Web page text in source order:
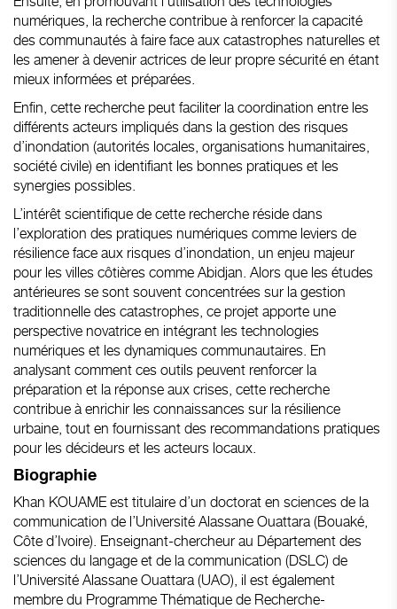
numériques, la recherche contribue à renforcer la capacité
des communautés à faire face aux catastrophes naturelles et
les amener à devenir actrices de leur propre sécurité en étant
mieux informées et préparées.
Enfin, cette recherche peut faciliter la coordination entre les
différents acteurs impliqués dans la gestion des risques
d’inondation (autorités locales, organisations humanitaires,
société civile) en identifiant les bonnes pratiques et les
synergies possibles.
L’intérêt scientifique de cette recherche réside dans
l’exploration des pratiques numériques comme leviers de
résilience face aux risques d’inondation, un enjeu majeur
pour les villes côtières comme Abidjan. Alors que les études
antérieures se sont souvent concentrées sur la gestion
traditionnelle des catastrophes, ce projet apporte une
perspective novatrice en intégrant les technologies
numériques et les dynamiques communautaires. En
analysant comment ces outils peuvent renforcer la
préparation et la réponse aux crises, cette recherche
contribue à enrichir les connaissances sur la résilience
urbaine, tout en fournissant des recommandations pratiques
pour les décideurs et les acteurs locaux.
Biographie
Khan KOUAME est titulaire d’un doctorat en sciences de la
communication de l’Université Alassane Ouattara (Bouaké,
Côte d’Ivoire). Enseignant-chercheur au Département des
sciences du langage et de la communication (DSLC) de
l’Université Alassane Ouattara (UAO), il est également
membre du Programme Thématique de Recherche-